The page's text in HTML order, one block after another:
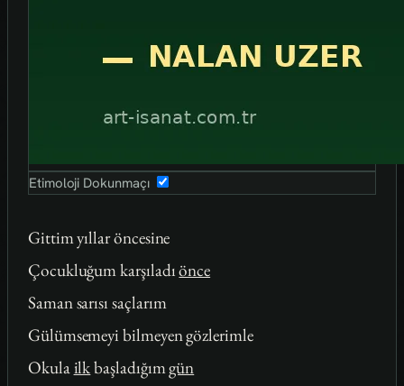
Etimoloji Dokunmaçı
Gittim yıllar öncesine
Çocukluğum karşıladıönce
Saman sarısı saçlarım
Gülümsemeyi bilmeyen gözlerimle
Okulailkbaşladığımgün